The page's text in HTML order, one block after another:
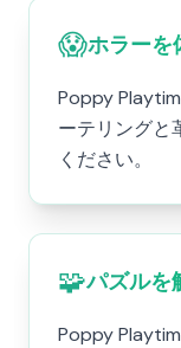
😱ホラーを
Poppy
ーテリングと
ください。
🧩パズルを
Poppy